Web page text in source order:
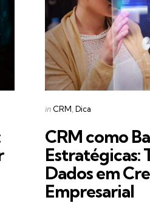
Categories
Posted
in CRM Dica
CRM como
Estratégicas:
Dados em
Empresarial